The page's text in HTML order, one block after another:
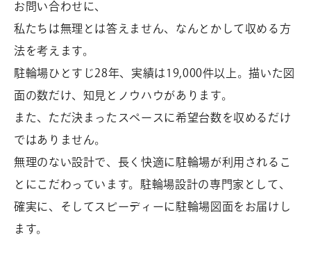
資料
請求
0
1
2
0
-
3
1
9
6
-
お問い合わせに、
私たちは無理とは答えません、なんとかして収める方
法を考えます。
駐輪場ひとすじ28年、実績は19,000件以上。描いた図
面の数だけ、知見とノウハウがあります。
また、ただ決まったスペースに希望台数を収めるだけ
ではありません。
無理のない設計で、長く快適に駐輪場が利用されるこ
とにこだわっています。駐輪場設計の専門家として、
確実に、そしてスピーディーに駐輪場図面をお届けし
ます。